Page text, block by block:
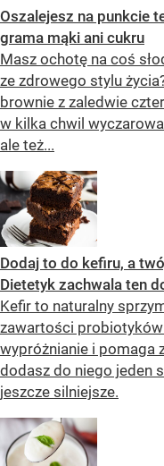
Oszalejesz na punkcie
grama mąki ani cukru
Masz ochotę na coś
ze zdrowego stylu
brownie z zaledwie
w kilka chwil
ale też...
Dodaj to do kefiru, a
Dietetyk zachwala ten
Kefir to naturalny
zawartości
wypróżnianie i pomaga
dodasz do niego jeden
jeszcze silniejsze.